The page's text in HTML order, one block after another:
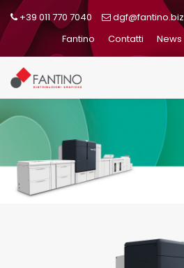
+39 011 770 7040
dgf@fantino.biz
Fantino
Contatti News